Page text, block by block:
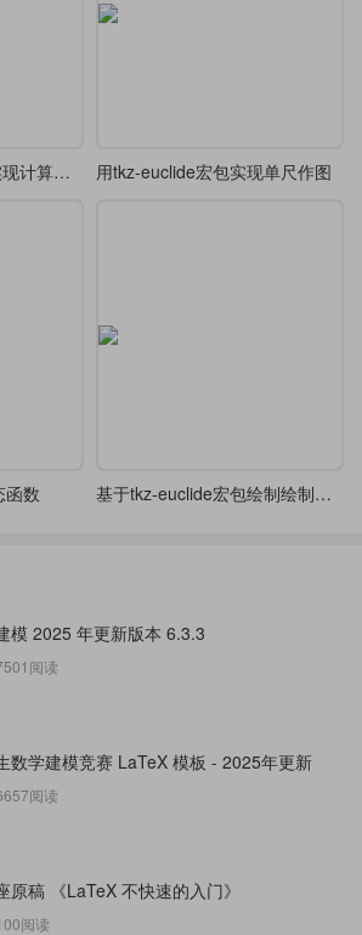
用tkz-elements宏包实现计算与绘制分离的欧氏几何绘图 用tkz-euclide宏包实现单尺作图
数 基于tkz-euclide宏包绘制绘制求解线段长度平面几何图方法二
模 2025 年更新版本 6.3.3
阅读
数学建模竞赛 LaTeX 模板 - 2025年更新
阅读
原稿 《LaTeX 不快速的入门》
阅读